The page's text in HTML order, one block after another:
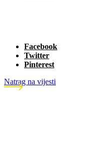
Facebook
Twitter
Pinterest
Natrag na vijesti